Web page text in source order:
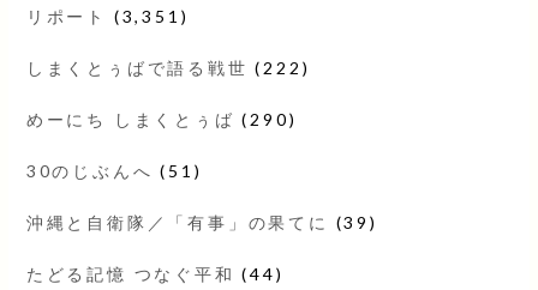
リポート (3,351)
しまくとぅばで語る戦世 (222)
めーにち しまくとぅば (290)
30のじぶんへ (51)
沖縄と自衛隊／「有事」の果てに (39)
たどる記憶 つなぐ平和 (44)